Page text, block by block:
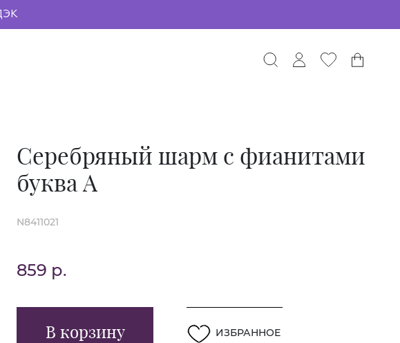
Серебряный шарм с фианитами
буква А
N8411021
859 р.
В корзину ИЗБРАННОЕ